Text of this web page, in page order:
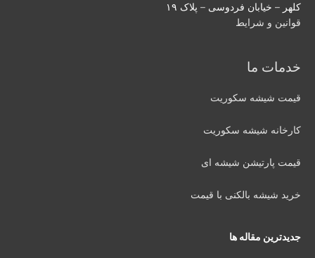
کلهر – خیابان فردوسی – پلاک ۱۹
قوانین و شرایط
خدمات ما
قیمت شیشه سکوریت
کارخانه شیشه سکوریت
قیمت پارتیشن شیشه ای
خرید شیشه بالکنی با قیمت
جدیدترین مقاله ها